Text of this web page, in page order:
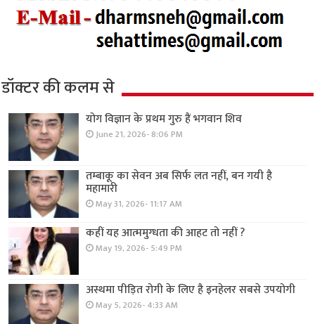
डॉक्टर की कलम से
योग विज्ञान के प्रथम गुरु हैं भगवान शिव
June 21, 2026- 8:06 PM
तम्बाकू का सेवन अब सिर्फ लत नहीं, बन गयी है
महामारी
May 31, 2026- 11:17 AM
कहीं यह आत्ममुग्धता की आहट तो नहीं ?
May 19, 2026- 5:49 PM
अस्थमा पीड़ित रोगी के लिए है इनहेलर सबसे उपयोगी
May 5, 2026- 4:33 AM